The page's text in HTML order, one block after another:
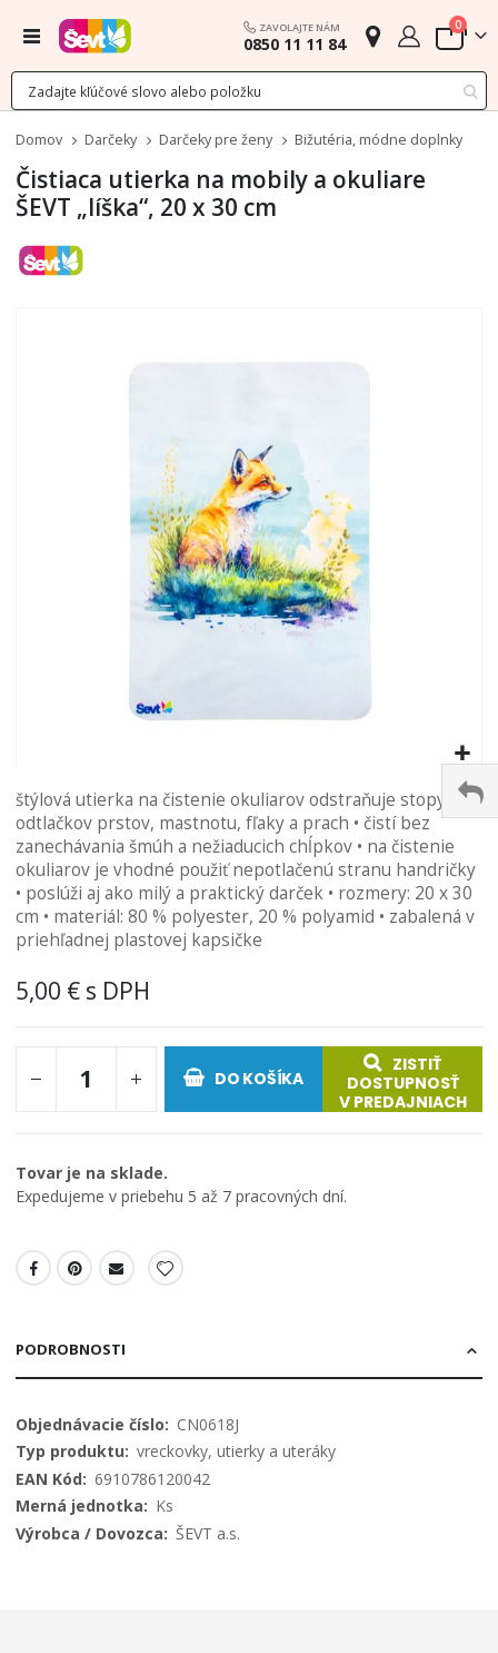
Menu ZAVOLAJTE NÁM
0850 11 11 84 Cart
0
Domov Darčeky Darčeky pre ženy Bižutéria, módne doplnky
Čistiaca utierka na mobily a okuliare
ŠEVT „líška“, 20 x 30 cm
na
začiatok
galérie
obrázkov
štýlová utierka na čistenie okuliarov odstraňuje stopy
odtlačkov prstov, mastnotu, fľaky a prach • čistí bez
zanechávania šmúh a nežiaducich chĺpkov • na čistenie
okuliarov je vhodné použiť nepotlačenú stranu handričky
• poslúži aj ako milý a praktický darček • rozmery: 20 x 30
cm • materiál: 80 % polyester, 20 % polyamid • zabalená v
priehľadnej plastovej kapsičke
5,00 €
DO KOŠÍKA
ZISTIŤ
DOSTUPNOSŤ
V PREDAJNIACH
Tovar je na sklade.
Expedujeme v priebehu 5 až 7 pracovných dní.
PODROBNOSTI
Viac
informácií
CN0618J
vreckovky, utierky a uteráky
6910786120042
Ks
ŠEVT a.s.